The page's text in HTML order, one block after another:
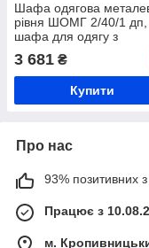
Шафа одягова
рівня ШОМГ 2/40/1 дп,
шафа для одягу з
верхньою поличкою
1800х400х500 мм,
роздягальню
3 681 ₴
Купити
Про нас
93% позитивних з
Працює з
м.